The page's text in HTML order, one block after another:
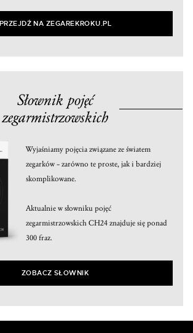
PRZEJDŹ NA ZEGAREKROKU.PL
Słownik pojęć
zegarmistrzowskich
Wyjaśniamy pojęcia związane ze światem
zegarków – zarówno te proste, jak i bardziej
skomplikowane.
Aktualnie w słowniku pojęć
zegarmistrzowskich CH24 znajduje się ponad
300 fraz.
ZOBACZ SŁOWNIK